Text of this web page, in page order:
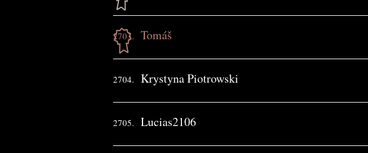
2703. Tomáš
2704. Krystyna Piotrowski
2705. Lucias2106